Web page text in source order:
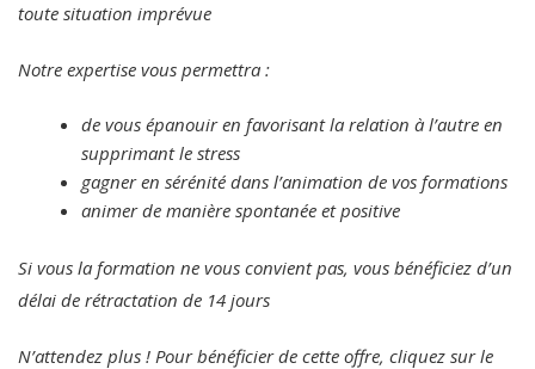
toute situation imprévue
Notre expertise vous permettra :
de vous épanouir en favorisant la relation à l’autre en
supprimant le stress
gagner en sérénité dans l’animation de vos formations
animer de manière spontanée et positive
Si vous la formation ne vous convient pas, vous bénéficiez d’un
délai de rétractation de 14 jours
N’attendez plus ! Pour bénéficier de cette offre, cliquez sur le